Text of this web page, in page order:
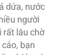
dứa, nước
người
rất lâu chờ
bạn